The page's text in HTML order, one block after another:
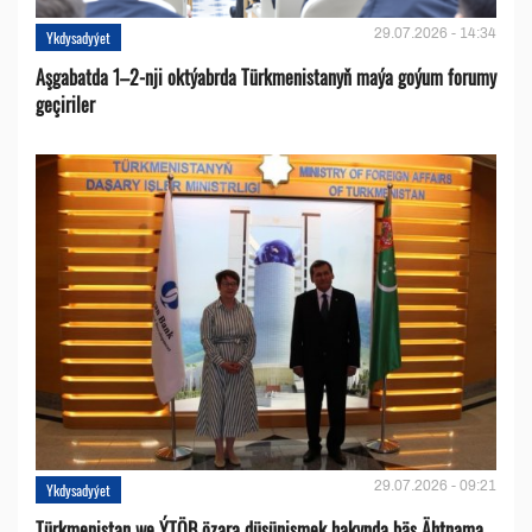
Ykdysadyýet 29.07.2026 - 14:34
Aşgabatda 1–2-nji oktýabrda Türkmenistanyň maýa goýum forumy
geçiriler
Ykdysadyýet 29.07.2026 - 09:21